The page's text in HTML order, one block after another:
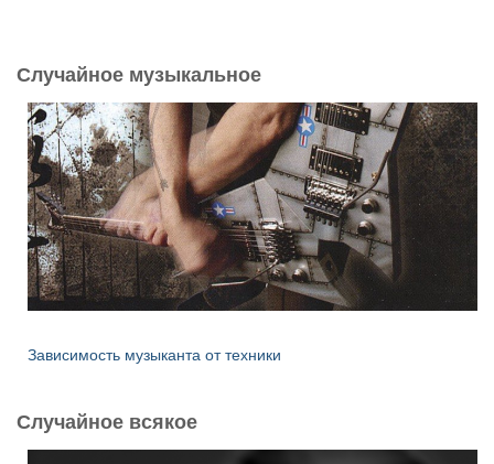
:Случайное музыкальное
Зависимость музыканта от техники
Случайное всякое